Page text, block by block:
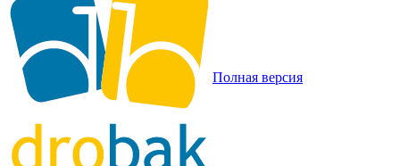
Полная версия